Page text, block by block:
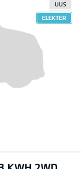
UUS
ELEKTER